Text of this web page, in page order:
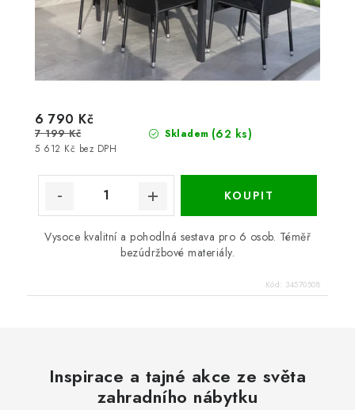
Skladem (62 ks)
5 612 Kč bez DPH
6 790 Kč
7 199 Kč
Vysoce kvalitní a pohodlná sestava pro 6 osob. Téměř
bezúdržbové materiály.
Kód: 34570508
Inspirace a tajné akce ze světa
zahradního nábytku